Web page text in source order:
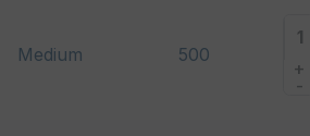
Medium 500
+
-